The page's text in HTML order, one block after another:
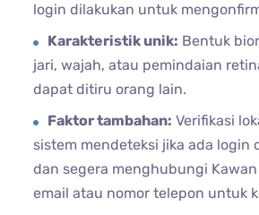
login dilakukan untuk
Karakteristik unik: Bentuk
jari, wajah, atau pemindaian
dapat ditiru orang lain.
Faktor tambahan: Verifikasi
sistem mendeteksi jika ada login
dan segera menghubungi
email atau nomor telepon untuk